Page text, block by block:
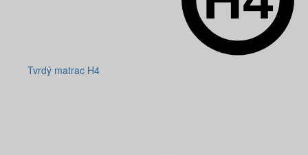
Tvrdý matrac H4